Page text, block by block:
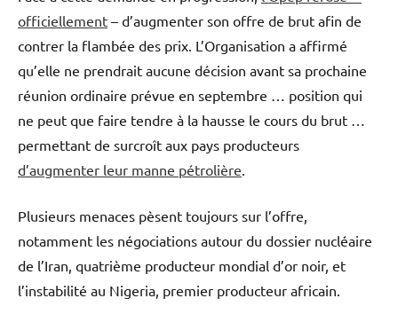
officiellement – d’augmenter son offre de brut afin de
contrer la flambée des prix. L’Organisation a affirmé
qu’elle ne prendrait aucune décision avant sa prochaine
réunion ordinaire prévue en septembre … position qui
ne peut que faire tendre à la hausse le cours du brut …
permettant de surcroît aux pays producteurs
d’augmenter leur manne pétrolière
Plusieurs menaces pèsent toujours sur l’offre,
notamment les négociations autour du dossier nucléaire
de l’Iran, quatrième producteur mondial d’or noir, et
l’instabilité au Nigeria, premier producteur africain.